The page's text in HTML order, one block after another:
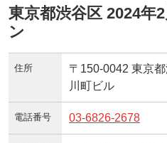
東京都渋谷区 2024年
ン
住所
〒150-0042 東京
川町ビル
電話番号 03-6826-2678